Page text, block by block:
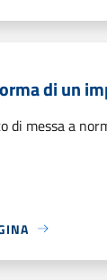
di un
di messa a